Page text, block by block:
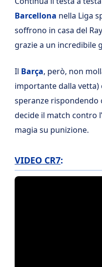
Barcellona nella Liga
soffrono in casa del
grazie a un incredibile
Il Barça, però, non
importante dalla vetta)
speranze rispondendo
decide il match contro
magia su punizione.
VIDEO CR7: